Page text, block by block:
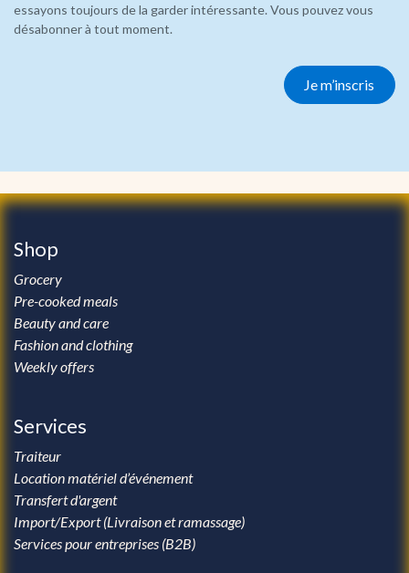
essayons toujours de la garder intéressante. Vous pouvez vous
désabonner à tout moment.
Je m’inscris
Shop
Grocery
Pre-cooked meals
Beauty and care
Fashion and clothing
Weekly offers
Services
Traiteur
Location matériel d’événement
Transfert d'argent
Import/Export (Livraison et ramassage)
Services pour entreprises (B2B)